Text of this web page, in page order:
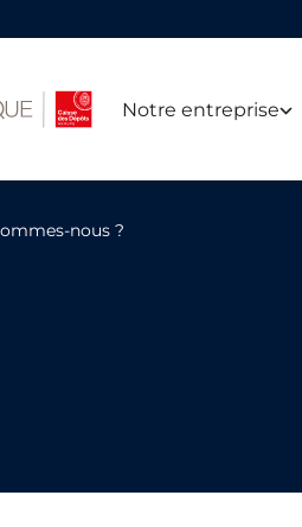
Notre entreprise
nous ?